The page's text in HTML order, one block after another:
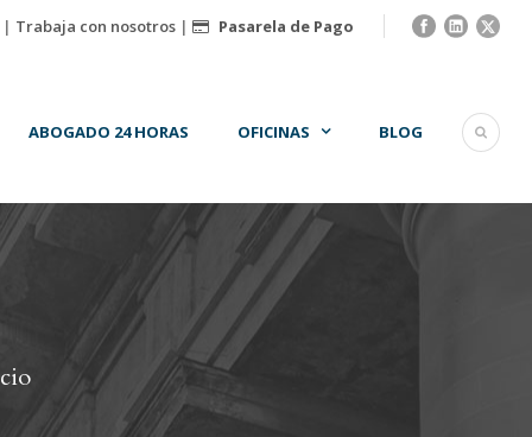
| Trabaja con nosotros | Pasarela de Pago
ABOGADO 24 HORAS OFICINAS BLOG